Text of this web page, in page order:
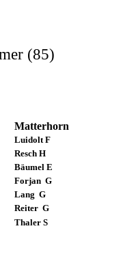
(85)
Matterhorn
Luidolt F
Resch H
Bäumel E
Forjan G
Lang G
Reiter G
Thaler S